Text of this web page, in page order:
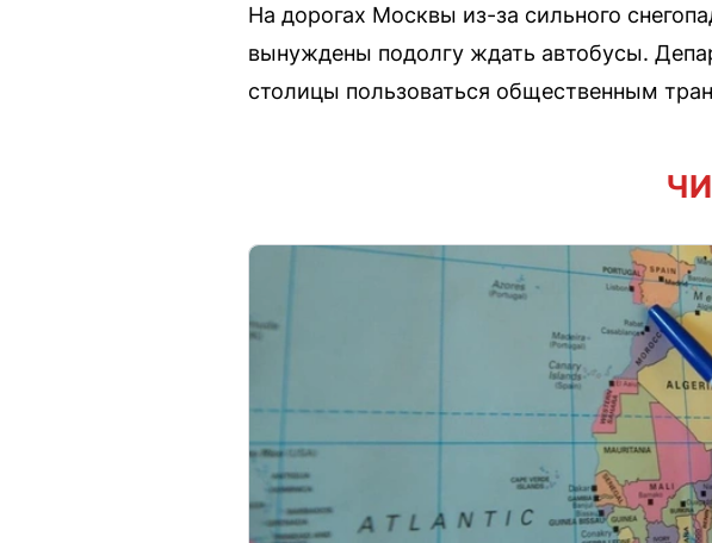
На дорогах Москвы из-за сильного
вынуждены подолгу ждать автобусы.
столицы пользоваться общественным